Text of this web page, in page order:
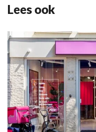
Lees ook